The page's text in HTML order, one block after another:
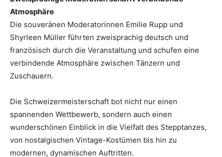
Atmosphäre
Die souveränen Moderatorinnen Emilie Rupp und
Shyrleen Müller führten zweisprachig deutsch und
französisch durch die Veranstaltung und schufen eine
verbindende Atmosphäre zwischen Tänzern und
Zuschauern.
Die Schweizermeisterschaft bot nicht nur einen
spannenden Wettbewerb, sondern auch einen
wunderschönen Einblick in die Vielfalt des Stepptanzes,
von nostalgischen Vintage-Kostümen bis hin zu
modernen, dynamischen Auftritten.